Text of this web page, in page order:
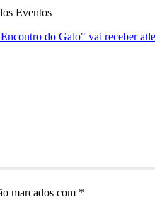
Eventos
do Galo" vai receber
marcados com *